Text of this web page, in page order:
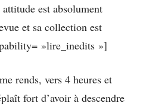
est absolument
et sa collection est
»lire_inedits »]
rends, vers 4 heures et
fort d’avoir à descendre